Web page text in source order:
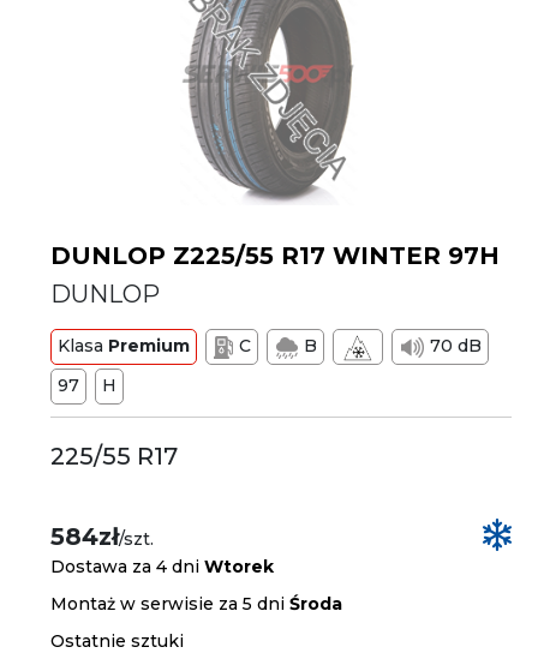
DUNLOP Z225/55 R17 WINTER 97H
DUNLOP
Klasa Premium C B
70 dB
97
H
225/55 R17
584zł/szt.
Dostawa za 4 dniWtorek
Montaż w serwisie za 5 dniŚroda
Ostatnie sztuki